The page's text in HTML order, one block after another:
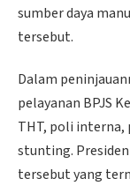
sumber daya
tersebut.
Dalam
pelayanan BPJS
THT, poli
stunting.
tersebut yang